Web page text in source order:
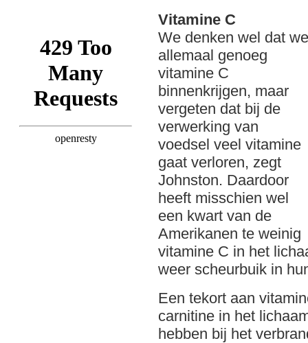
Vitamine C
We denken wel dat we
allemaal genoeg
vitamine C
binnenkrijgen, maar
vergeten dat bij de
verwerking van
voedsel veel vitamine
gaat verloren, zegt
Johnston. Daardoor
heeft misschien wel
een kwart van de
Amerikanen te weinig
vitamine C in het
weer scheurbuik in
Een tekort aan
carnitine in het
hebben bij het